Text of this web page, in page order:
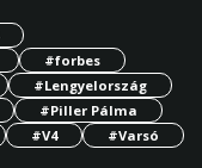
#forbes
#Lengyelország
#Piller Pálma
#V4
#Varsó